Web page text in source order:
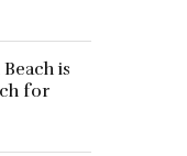
is
for